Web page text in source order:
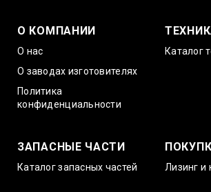
О КОМПАНИИ
О нас
О заводах изготовителях
Политика
конфиденциальности
Каталог
ЗАПАСНЫЕ ЧАСТИ
Каталог запасных частей Лизинг и